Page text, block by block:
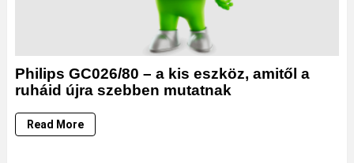
Philips GC026/80 – a kis eszköz, amitől a
ruháid újra szebben mutatnak
Read More